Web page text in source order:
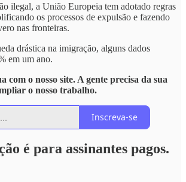
ilegal, a União Europeia tem adotado regras
os processos de expulsão e fazendo
nas fronteiras.
drástica na imigração, alguns dados
em um ano.
com o nosso site. A gente precisa da sua
o nosso trabalho.
Inscreva-se
é para assinantes pagos.